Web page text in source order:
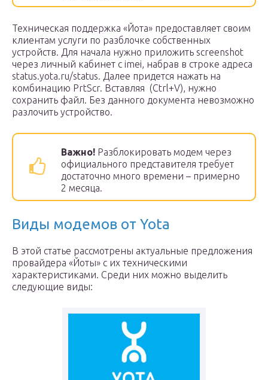
Техническая поддержка «Йота» предоставляет своим
клиентам услуги по разблочке собственных
устройств. Для начала нужно приложить screenshot
через личный кабинет с imei, набрав в строке адреса
status.yota.ru/status. Далее придется нажать на
комбинацию PrtScr. Вставляя (Ctrl+V), нужно
сохранить файл. Без данного документа невозможно
разлочить устройство.
Важно! Разблокировать модем через
официального представителя требует
достаточно много времени – примерно
2 месяца.
Виды модемов от Yota
В этой статье рассмотрены актуальные предложения
провайдера «Йоты» с их техническими
характеристиками. Среди них можно выделить
следующие виды: